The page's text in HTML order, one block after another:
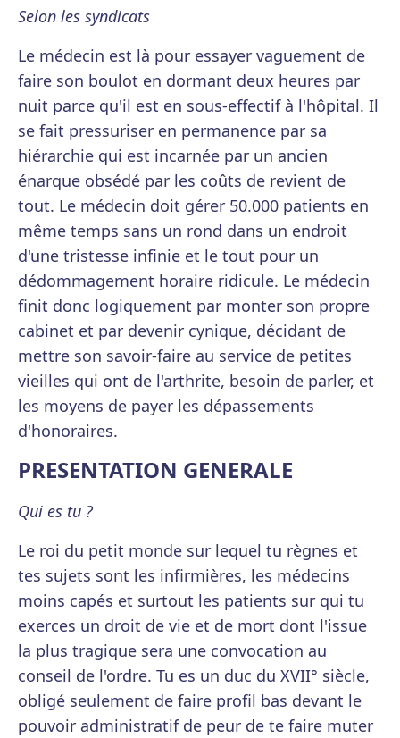
Selon les syndicats
Le médecin est là pour essayer vaguement de
faire son boulot en dormant deux heures par
nuit parce qu'il est en sous-effectif à l'hôpital. Il
se fait pressuriser en permanence par sa
hiérarchie qui est incarnée par un ancien
énarque obsédé par les coûts de revient de
tout. Le médecin doit gérer 50.000 patients en
même temps sans un rond dans un endroit
d'une tristesse infinie et le tout pour un
dédommagement horaire ridicule. Le médecin
finit donc logiquement par monter son propre
cabinet et par devenir cynique, décidant de
mettre son savoir-faire au service de petites
vieilles qui ont de l'arthrite, besoin de parler, et
les moyens de payer les dépassements
d'honoraires.
PRESENTATION GENERALE
Qui es tu ?
Le roi du petit monde sur lequel tu règnes et
tes sujets sont les infirmières, les médecins
moins capés et surtout les patients sur qui tu
exerces un droit de vie et de mort dont l'issue
la plus tragique sera une convocation au
conseil de l'ordre. Tu es un duc du XVII° siècle,
obligé seulement de faire profil bas devant le
pouvoir administratif de peur de te faire muter